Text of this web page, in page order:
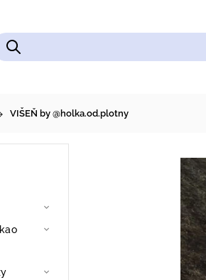
VIŠEŇ by @holka.od.plotny